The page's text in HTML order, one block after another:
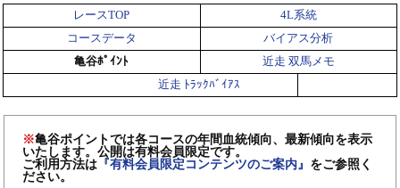
レースTOP
4L系統
コースデータ
バイアス分析
亀谷ﾎﾟｲﾝﾄ
近走 双馬メモ
近走 ﾄﾗｯｸﾊﾞｲｱｽ
※亀谷ポイントでは各コースの年間血統傾向、最新傾向を表示
いたします。公開は有料会員限定です。
ご利用方法は 『有料会員限定コンテンツのご案内』 をご参照く
ださい。